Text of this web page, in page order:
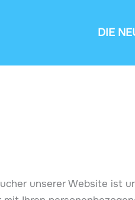
DIE
unserer Website ist